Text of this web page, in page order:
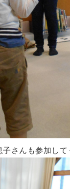
子さんも参加し